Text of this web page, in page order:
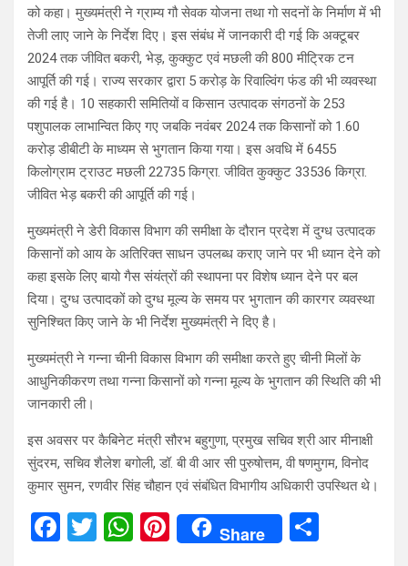
को कहा। मुख्यमंत्री ने ग्राम्य गौ सेवक योजना तथा गो सदनों के निर्माण में भी
तेजी लाए जाने के निर्देश दिए। इस संबंध में जानकारी दी गई कि अक्टूबर
2024 तक जीवित बकरी, भेड़, कुक्कुट एवं मछली की 800 मीट्रिक टन
आपूर्ति की गई। राज्य सरकार द्वारा 5 करोड़ के रिवाल्विंग फंड की भी व्यवस्था
की गई है। 10 सहकारी समितियों व किसान उत्पादक संगठनों के 253
पशुपालक लाभान्वित किए गए जबकि नवंबर 2024 तक किसानों को 1.60
करोड़ डीबीटी के माध्यम से भुगतान किया गया। इस अवधि में 6455
किलोग्राम ट्राउट मछली 22735 किग्रा. जीवित कुक्कुट 33536 किग्रा.
जीवित भेड़ बकरी की आपूर्ति की गई।
मुख्यमंत्री ने डेरी विकास विभाग की समीक्षा के दौरान प्रदेश में दुग्ध उत्पादक
किसानों को आय के अतिरिक्त साधन उपलब्ध कराए जाने पर भी ध्यान देने को
कहा इसके लिए बायो गैस संयंत्रों की स्थापना पर विशेष ध्यान देने पर बल
दिया। दुग्ध उत्पादकों को दुग्ध मूल्य के समय पर भुगतान की कारगर व्यवस्था
सुनिश्चित किए जाने के भी निर्देश मुख्यमंत्री ने दिए है।
मुख्यमंत्री ने गन्ना चीनी विकास विभाग की समीक्षा करते हुए चीनी मिलों के
आधुनिकीकरण तथा गन्ना किसानों को गन्ना मूल्य के भुगतान की स्थिति की भी
जानकारी ली।
इस अवसर पर कैबिनेट मंत्री सौरभ बहुगुणा, प्रमुख सचिव श्री आर मीनाक्षी
सुंदरम, सचिव शैलेश बगोली, डॉ. बी वी आर सी पुरुषोत्तम, वी षणमुगम, विनोद
कुमार सुमन, रणवीर सिंह चौहान एवं संबंधित विभागीय अधिकारी उपस्थित थे।
F
T
W Pi
Share